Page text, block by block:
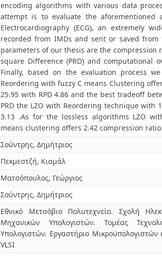
encoding algorithms with various data
attempt is to evaluate the aforementioned
Electrocardiography (ECG), an extremely
recorded from IMDs and sent or saved from
parameters of our thesis are the compression
square Difference (PRD) and computational
Finally, based on the evaluation process
Reordering with fuzzy C means Clustering
25.95 with RPD 4.86 and the best tradeoff
PRD the LZO with Reordering technique with
3.13 .As for the lossless algorithms LZO
means clustering offers 2.42 compression ratio.
Σούντρης, Δημήτριος
Πεκμεστζή, Κιαμάλ
Ματσόπουλος, Γεώργιος
Σούντρης, Δημήτριος
Εθνικό Μετσόβιο Πολυτεχνείο. Σχολή
Μηχανικών Υπολογιστών. Τομέας
Υπολογιστών. Εργαστήριο
VLSI